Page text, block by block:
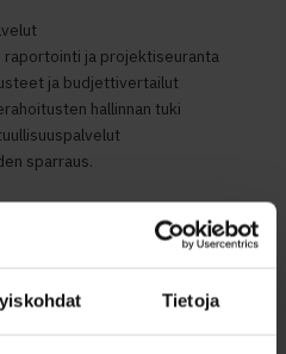
Tietoja
raportointi ja projektiseuranta
ja budjettivertailut
hallinnan tuki
sparraus.
vaatii
että hallinto tukee luovaa työtä